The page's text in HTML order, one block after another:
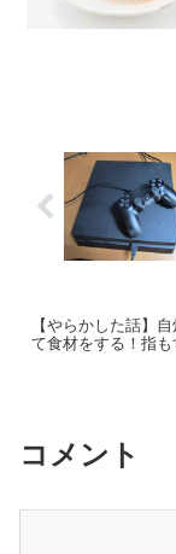
【やらかした話】
て食材をする！指
コメント